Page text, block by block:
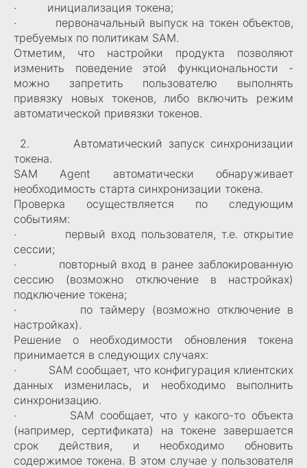
· инициализация токена;
· первоначальный выпуск на токен объектов,
требуемых по политикам SAM.
Отметим, что настройки продукта позволяют
изменить поведение этой функциональности -
можно запретить пользователю выполнять
привязку новых токенов, либо включить режим
автоматической привязки токенов.
2. Автоматический запуск синхронизации
токена.
SAM Agent автоматически обнаруживает
необходимость старта синхронизации токена.
Проверка осуществляется по следующим
событиям:
· первый вход пользователя, т.е. открытие
сессии;
· повторный вход в ранее заблокированную
сессию (возможно отключение в настройках)
подключение токена;
· по таймеру (возможно отключение в
настройках).
Решение о необходимости обновления токена
принимается в следующих случаях:
· SAM сообщает, что конфигурация клиентских
данных изменилась, и необходимо выполнить
синхронизацию.
· SAM сообщает, что у какого-то объекта
(например, сертификата) на токене завершается
срок действия, и необходимо обновить
содержимое токена. В этом случае у пользователя